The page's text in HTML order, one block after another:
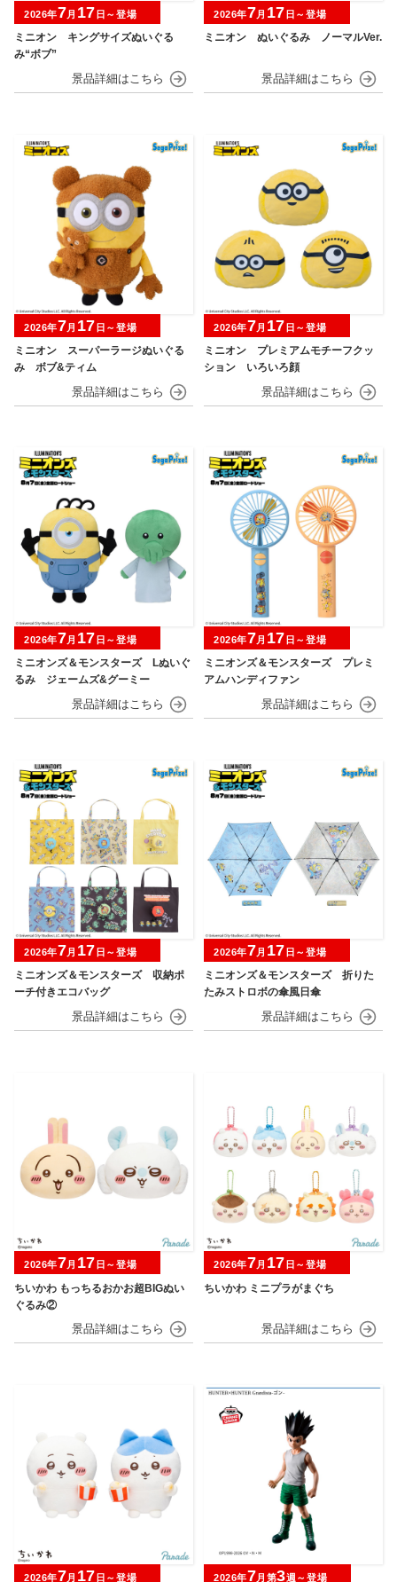
ミニオン キングサイズぬいぐる
み“ボブ”
2026年7月 17 日～登場
ミニオン ぬいぐるみ ノーマルVer.
2026年7月 17 日～登場
ミニオン スーパーラージぬいぐる
み ボブ&ティム
2026年7月 17 日～登場
ミニオン プレミアムモチーフクッ
ション いろいろ顔
2026年7月 17 日～登場
ミニオンズ＆モンスターズ Lぬいぐ
るみ ジェームズ&グーミー
2026年7月 17 日～登場
ミニオンズ＆モンスターズ プレミ
アムハンディファン
2026年7月 17 日～登場
ミニオンズ＆モンスターズ 収納ポ
ーチ付きエコバッグ
2026年7月 17 日～登場
ミニオンズ＆モンスターズ 折りた
たみストロボの傘風日傘
2026年7月 17 日～登場
ちいかわ もっちるおかお超BIGぬい
ぐるみ②
2026年7月 17 日～登場
ちいかわ ミニプラがまぐち
2026年7月 17 日～登場
2026年7月 17 日～登場 2026年7月第3週～登場